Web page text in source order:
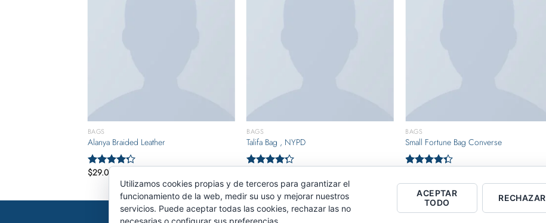
BAGS
Alanya Braided Leather
Valorado
4.00
$29.00
BAGS
Talifa Bag , NYPD
con4.00
de 5
BAGS
Small Fortune Bag Converse
con4.00
de 5
AVISO LEGAL POLÍTICA DE PRIVACIDAD POLÍTICA DE COOKIES
Utilizamos cookies propias y de terceros para garantizar el
funcionamiento de la web, medir su uso y mejorar nuestros
servicios. Puede aceptar todas las cookies, rechazar las no
necesarias o configurar sus preferencias.
ACEPTAR
TODO
RECHAZAR